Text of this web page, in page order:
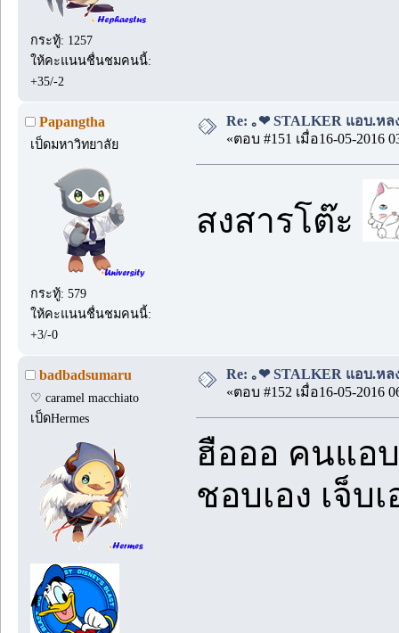
กระทู้: 1257
ให้คะแนนชื่นชมคนนี้:
+35/-2
Papangtha
เป็ดมหาวิทยาลัย
กระทู้: 579
ให้คะแนนชื่นชมคนนี้:
+3/-0
Re: ｡❤ STALKER แอบ.หล
«ตอบ #151 เมื่อ16-05-2016
สงสารโต๊ะ
badbadsumaru
♡ caramel macchiato
เป็ดHermes
Re: ｡❤ STALKER แอบ.หล
«ตอบ #152 เมื่อ16-05-2016
ฮือออ คนแอ
ชอบเอง เจ็บ